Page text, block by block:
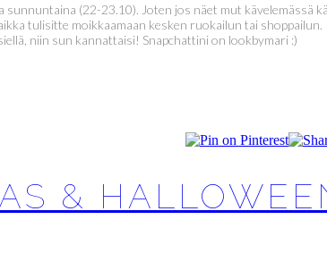
(22-23.10). Joten jos näet mut kävelemässä
tulisitte moikkaamaan kesken ruokailun tai shoppailun.
niin sun kannattaisi! Snapchattini on lookbymari :)
&